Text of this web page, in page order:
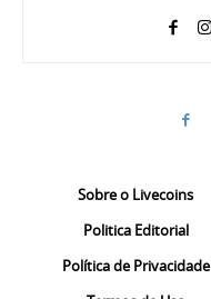
Sobre o Livecoins
Politica Editorial
Política de Privacidade